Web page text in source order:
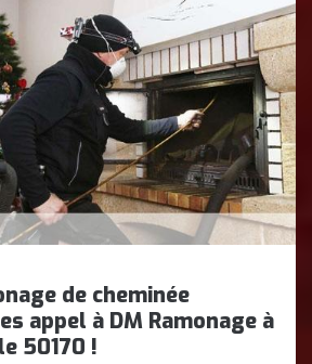
de cheminée
appel à DM Ramonage à
50170 !